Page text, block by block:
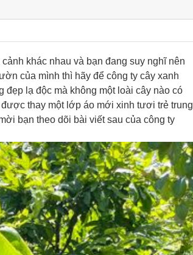
khác nhau và bạn đang suy nghĩ nên
của mình thì hãy để công ty cây xanh
đẹp lạ độc mà không một loài cây nào có
thay một lớp áo mới xinh tươi trẻ trung
bạn theo dõi bài viết sau của công ty